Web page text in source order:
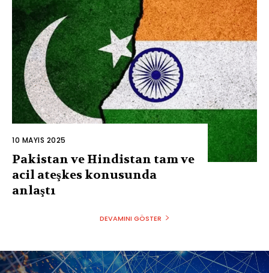
10 MAYIS 2025
Pakistan ve Hindistan tam ve
acil ateşkes konusunda
anlaştı
DEVAMINI GÖSTER